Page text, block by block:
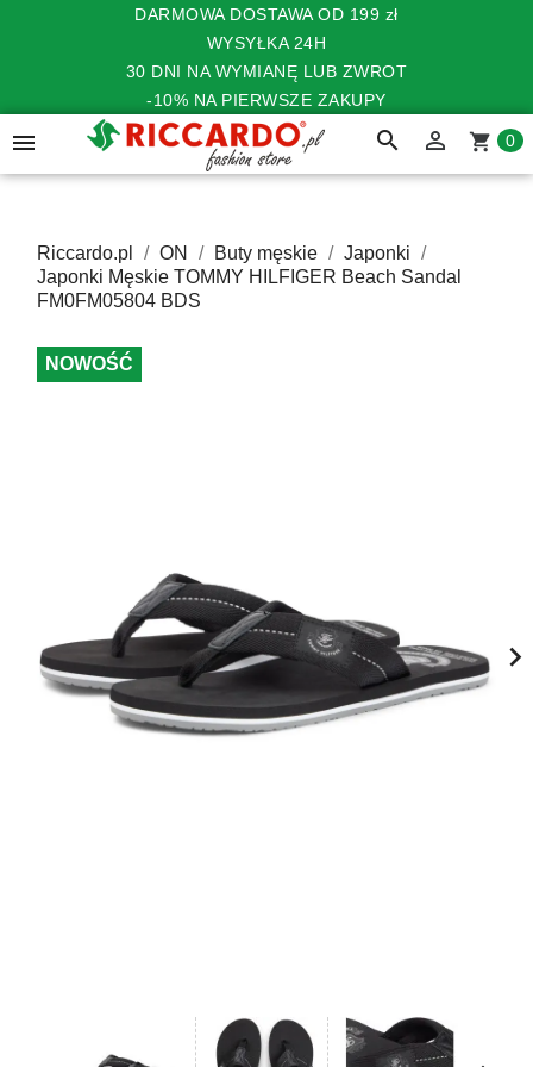
DARMOWA DOSTAWA OD 199 zł
WYSYŁKA 24H
30 DNI NA WYMIANĘ LUB ZWROT
-10% NA PIERWSZE ZAKUPY
 search  shopping_cart 0
Riccardo.pl ON Buty męskie
Japonki
Japonki Męskie TOMMY HILFIGER Beach Sandal
FM0FM05804 BDS
NOWOŚĆ
